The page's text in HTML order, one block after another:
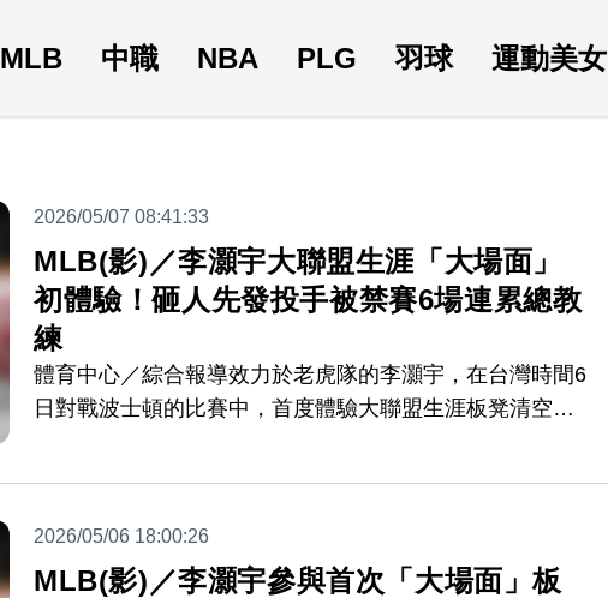
MLB 中職 NBA PLG 羽球 運動美女
2026/05/07 08:41:33
MLB(影)／李灝宇大聯盟生涯「大場面」
初體驗！砸人先發投手被禁賽6場連累總教
練
體育中心／綜合報導效力於老虎隊的李灝宇，在台灣時間6
日對戰波士頓的比賽中，首度體驗大聯盟生涯板凳清空
1場。
2026/05/06 18:00:26
MLB(影)／李灝宇參與首次「大場面」板